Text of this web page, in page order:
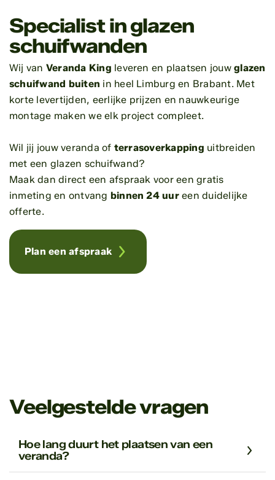
Specialist in glazen
schuifwanden
Wij van Veranda King leveren en plaatsen jouwglazen
schuifwand buiten in heel Limburg en Brabant. Met
korte levertijden, eerlijke prijzen en nauwkeurige
montage maken we elk project compleet.
Wil jij jouw veranda of terrasoverkapping uitbreiden
met een glazen schuifwand?
Maak dan direct een afspraak voor een gratis
inmeting en ontvang binnen 24 uureen duidelijke
offerte.
Plan een afspraak
Veelgestelde vragen
Hoe lang duurt het plaatsen van een
veranda?